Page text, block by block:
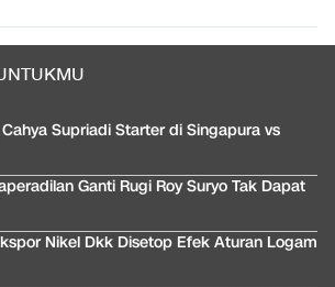
Supriadi Starter di Singapura vs
Ganti Rugi Roy Suryo Tak Dapat
Nikel Dkk Disetop Efek Aturan Logam